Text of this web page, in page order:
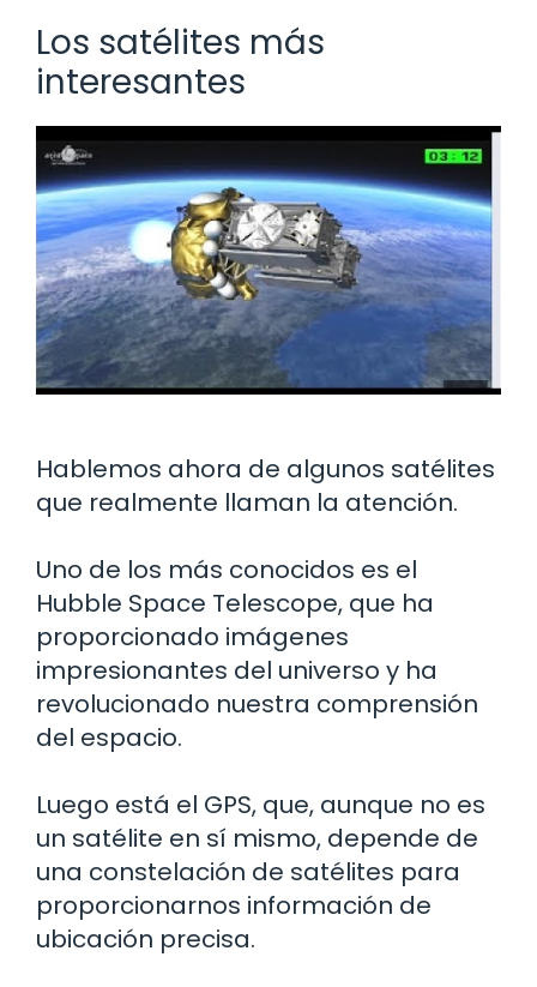
Los satélites más
interesantes
Hablemos ahora de algunos satélites
que realmente llaman la atención.
Uno de los más conocidos es el
Hubble Space Telescope, que ha
proporcionado imágenes
impresionantes del universo y ha
revolucionado nuestra comprensión
del espacio.
Luego está el GPS, que, aunque no es
un satélite en sí mismo, depende de
una constelación de satélites para
proporcionarnos información de
ubicación precisa.